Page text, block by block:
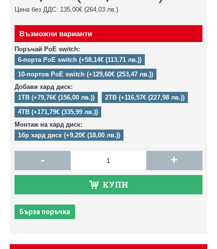
Цена без ДДС: 135,00€ (264,03 лв.)
Възможни варианти
Поръчай PoE switch:
6-порта PoE switch (+58,14€ (113,71 лв.))
10-портов PoE switch (+129,60€ (253,47 лв.))
Добави хард диск:
1TB (+79,76€ (156,00 лв.))
2TB (+116,57€ (227,98 лв.))
4TB (+171,79€ (335,99 лв.))
Монтаж на хард диск:
1бр хард диск (+9,20€ (18,00 лв.))
- +
КУПИ
Бърза поръчка